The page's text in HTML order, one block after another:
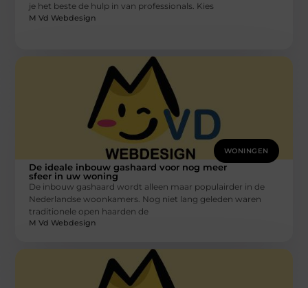
je het beste de hulp in van professionals. Kies
M Vd Webdesign
WONINGEN
De ideale inbouw gashaard voor nog meer
sfeer in uw woning
De inbouw gashaard wordt alleen maar populairder in de
Nederlandse woonkamers. Nog niet lang geleden waren
traditionele open haarden de
M Vd Webdesign